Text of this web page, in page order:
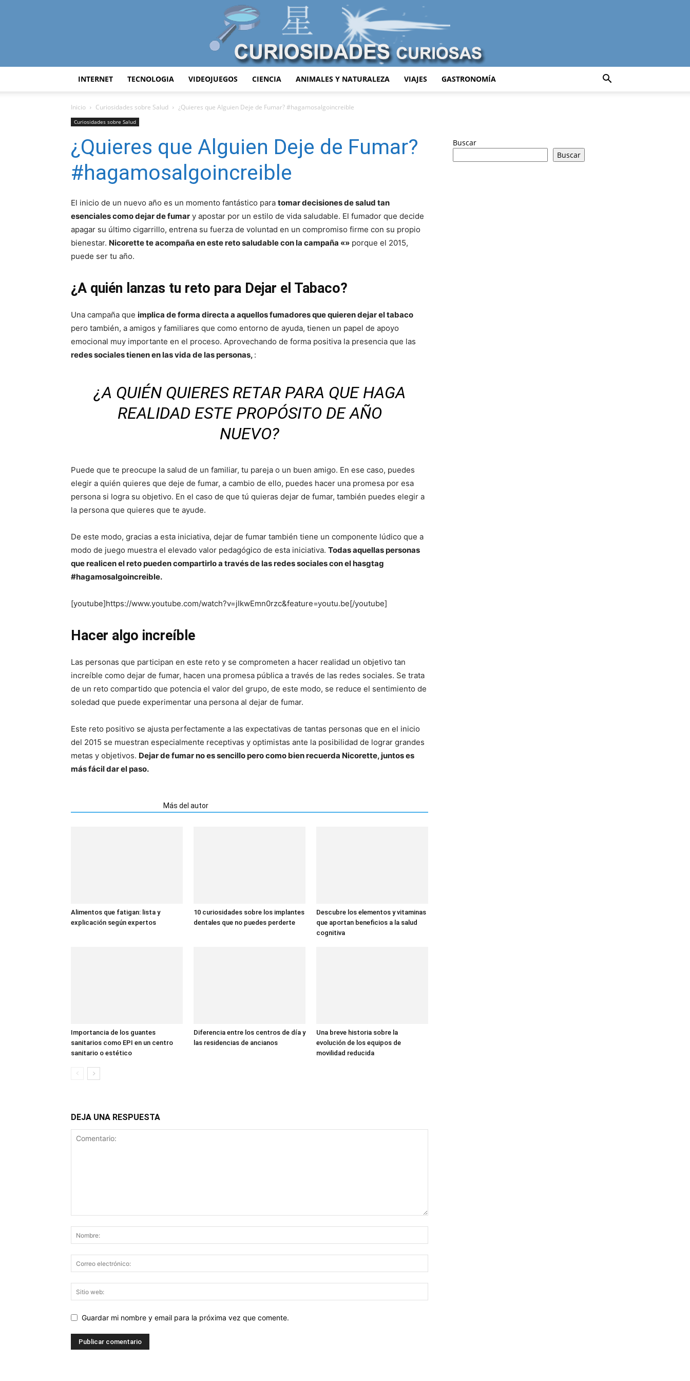
del
INTERNET TECNOLOGIA VIDEOJUEGOS CIENCIA ANIMALES Y NATURALEZA VIAJES GASTRONOMÍA
Inicio Curiosidades sobre Salud ¿Quieres que Alguien Deje de Fumar? #hagamosalgoincreible
Curiosidades sobre Salud
¿Quieres que Alguien Deje de Fumar?
#hagamosalgoincreible
El inicio de un nuevo año es un momento fantástico para tomar decisiones de salud tan
esenciales como dejar de fumar y apostar por un estilo de vida saludable. El fumador que decide
apagar su último cigarrillo, entrena su fuerza de voluntad en un compromiso firme con su propio
bienestar. Nicorette te acompaña en este reto saludable con la campaña «» porque el 2015,
puede ser tu año.
¿A quién lanzas tu reto para Dejar el Tabaco?
Una campaña que implica de forma directa a aquellos fumadores que quieren dejar el tabaco
pero también, a amigos y familiares que como entorno de ayuda, tienen un papel de apoyo
emocional muy importante en el proceso. Aprovechando de forma positiva la presencia que las
redes sociales tienen en las vida de las personas, :
¿A QUIÉN QUIERES RETAR PARA QUE HAGA
REALIDAD ESTE PROPÓSITO DE AÑO
NUEVO?
Puede que te preocupe la salud de un familiar, tu pareja o un buen amigo. En ese caso, puedes
elegir a quién quieres que deje de fumar, a cambio de ello, puedes hacer una promesa por esa
persona si logra su objetivo. En el caso de que tú quieras dejar de fumar, también puedes elegir a
la persona que quieres que te ayude.
De este modo, gracias a esta iniciativa, dejar de fumar también tiene un componente lúdico que a
modo de juego muestra el elevado valor pedagógico de esta iniciativa. Todas aquellas personas
que realicen el reto pueden compartirlo a través de las redes sociales con el hasgtag
#hagamosalgoincreible.
[youtube]https://www.youtube.com/watch?v=jIkwEmn0rzc&feature=youtu.be[/youtube]
Hacer algo increíble
Las personas que participan en este reto y se comprometen a hacer realidad un objetivo tan
increíble como dejar de fumar, hacen una promesa pública a través de las redes sociales. Se trata
de un reto compartido que potencia el valor del grupo, de este modo, se reduce el sentimiento de
soledad que puede experimentar una persona al dejar de fumar.
Este reto positivo se ajusta perfectamente a las expectativas de tantas personas que en el inicio
del 2015 se muestran especialmente receptivas y optimistas ante la posibilidad de lograr grandes
metas y objetivos. Dejar de fumar no es sencillo pero como bien recuerda Nicorette, juntos es
más fácil dar el paso.
Más del autor
Alimentos que fatigan: lista y
explicación según expertos
10 curiosidades sobre los implantes
dentales que no puedes perderte
Descubre los elementos y vitaminas
que aportan beneficios a la salud
cognitiva
Importancia de los guantes
sanitarios como EPI en un centro
sanitario o estético
Diferencia entre los centros de día y
las residencias de ancianos
Una breve historia sobre la
evolución de los equipos de
movilidad reducida
DEJA UNA RESPUESTA
Guardar mi nombre y email para la próxima vez que comente.
Buscar
Buscar